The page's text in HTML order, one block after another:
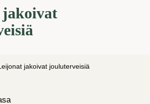
jakoivat jouluterveisiä